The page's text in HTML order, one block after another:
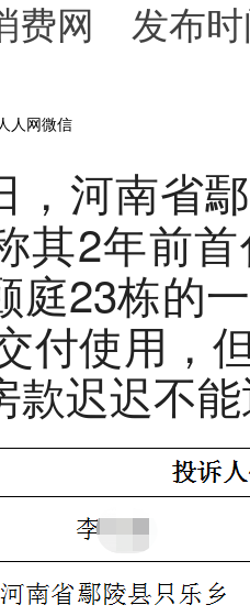
费网 发布
人网微信
，河南省
其2年前
庭23栋的
付使用，
款迟迟不